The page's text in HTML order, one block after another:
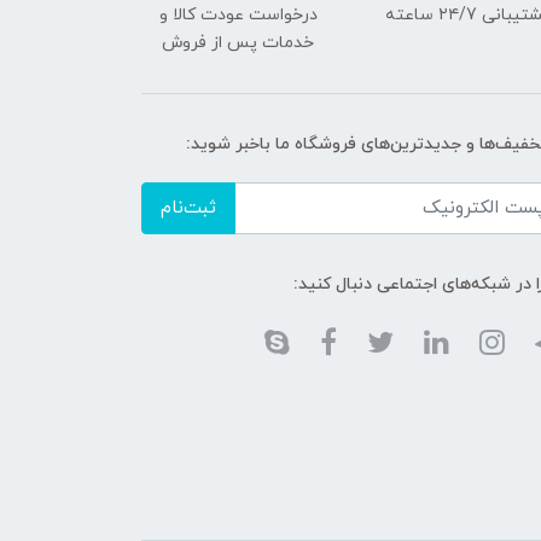
۲۴/7 ساعته
درخواست عودت کالا و
خدمات پس از فروش
و جدیدترین‌های فروشگاه ما باخبر شوید:
ثبت‌نام
در شبکه‌های اجتماعی دنبال کنید: